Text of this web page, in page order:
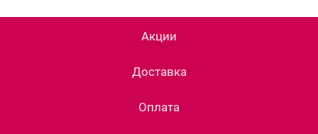
Акции
Доставка
Оплата